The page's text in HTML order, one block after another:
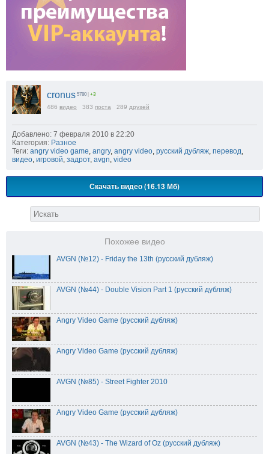
cronus 5780 | +3
486 видео 383 поста 289 друзей
Добавлено: 7 февраля 2010 в 22:20
Категория: Разное
Теги: angry video game angry, angry video русский дубляж перевод
видео игровой задрот, avgn video
Скачать видео (16.13 Мб)
Похожее видео
AVGN (№12) - Friday the 13th (русский дубляж)
AVGN (№44) - Double Vision Part 1 (русский дубляж)
Angry Video Game (русский дубляж)
Angry Video Game (русский дубляж)
AVGN (№85) - Street Fighter 2010
Angry Video Game (русский дубляж)
AVGN (№43) - The Wizard of Oz (русский дубляж)